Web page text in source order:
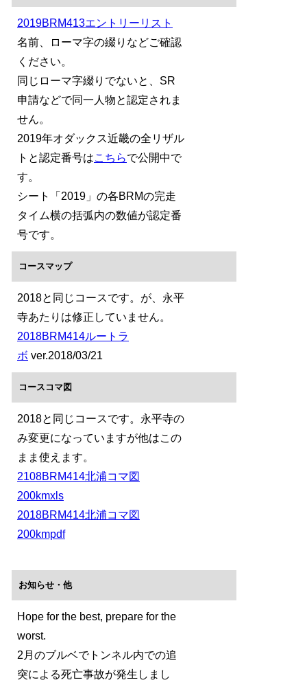
2019BRM413エントリーリスト
名前、ローマ字の綴りなどご確認
ください。
同じローマ字綴りでないと、SR
申請などで同一人物と認定されま
せん。
2019年オダックス近畿の全リザル
トと認定番号はこちらで公開中で
す。
シート「2019」の各BRMの完走
タイム横の括弧内の数値が認定番
号です。
コースマップ
2018と同じコースです。が、永平
寺あたりは修正していません。
2018BRM414ルートラ
ボ ver.2018/03/21
コースコマ図
2018と同じコースです。永平寺の
み変更になっていますが他はこの
まま使えます。
2108BRM414北浦コマ図
200kmxls
2018BRM414北浦コマ図
200kmpdf
お知らせ・他
Hope for the best, prepare for the
worst.
2月のブルベでトンネル内での追
突による死亡事故が発生しまし